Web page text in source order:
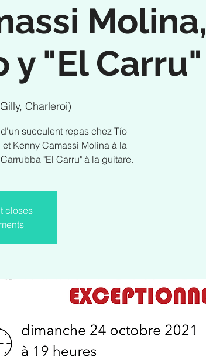
Molina,
"El Carru"
Charleroi)
succulent repas chez Tío
Kenny Camassi Molina à la
"El Carru" à la guitare.
closes